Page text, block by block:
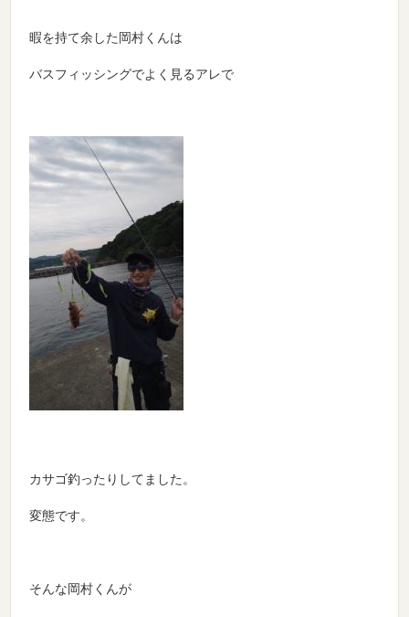
暇を持て余した岡村くんは
バスフィッシングでよく見るアレで
カサゴ釣ったりしてました。
変態です。
そんな岡村くんが